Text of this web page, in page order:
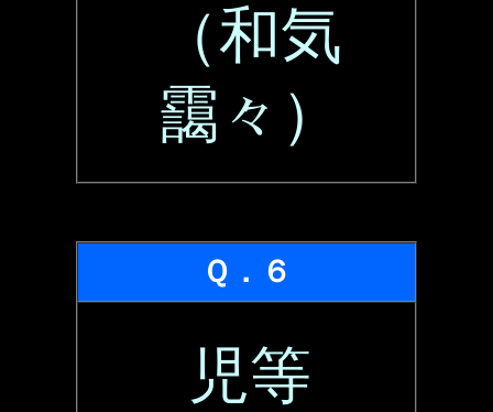
（和気
靄々）
Ｑ．６
児等